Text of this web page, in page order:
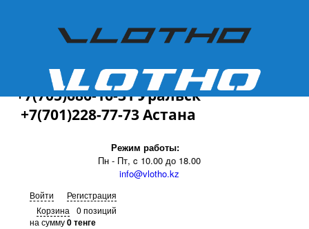
+7(701)228-77-73
+7(705)686-16-31 Уральск
+7(701)228-77-73 Астана
Режим работы:
Пн - Пт, c 10.00 до 18.00
info@vlotho.kz
Войти
Регистрация
Корзина
0 позиций
на сумму0 тенге